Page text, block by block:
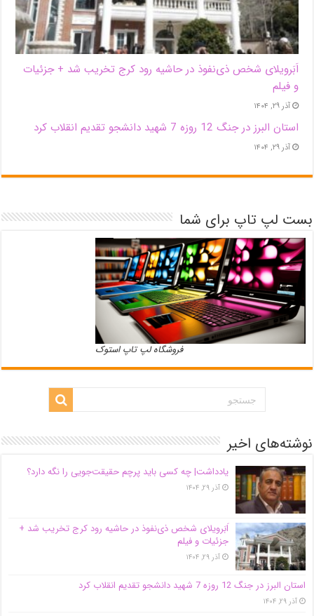
اَبَر‌ویلای شخص ذی‌نفوذ در حاشیه‌ رود کرج تخریب شد + جزئیات
و فیلم
آذر ۲۹, ۱۴۰۴
استان البرز در جنگ 12 روزه 7 شهید دانشجو تقدیم انقلاب کرد
آذر ۲۹, ۱۴۰۴
بست لپ تاپ برای شما
فروشگاه لپ تاپ استوک
نوشته‌های اخیر
یادداشت| ‌چه کسی باید پرچم حقیقت‌جویی را نگه دارد؟
آذر ۲۹, ۱۴۰۴
اَبَر‌ویلای شخص ذی‌نفوذ در حاشیه‌ رود کرج تخریب شد +
جزئیات و فیلم
آذر ۲۹, ۱۴۰۴
استان البرز در جنگ 12 روزه 7 شهید دانشجو تقدیم انقلاب کرد
آذر ۲۹, ۱۴۰۴